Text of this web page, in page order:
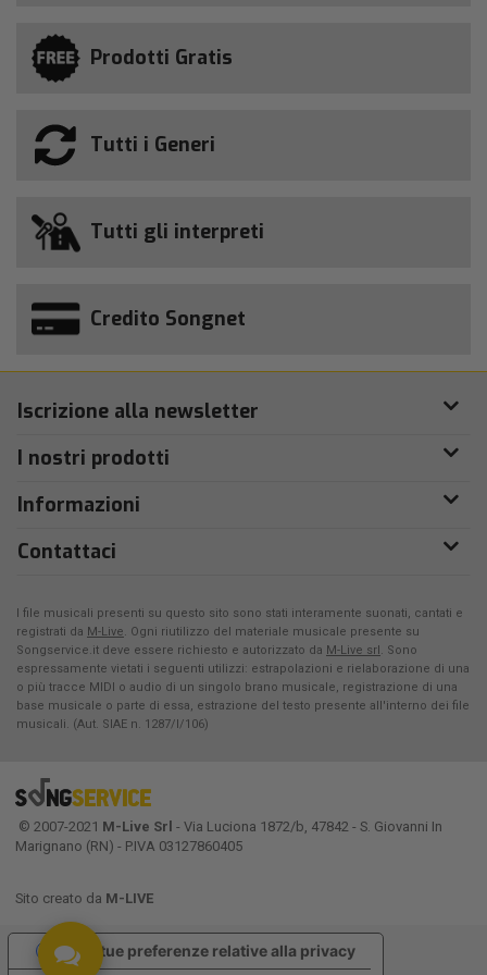
Prodotti Gratis
Tutti i Generi
Tutti gli interpreti
Credito Songnet
Iscrizione alla newsletter
I nostri prodotti
Informazioni
Contattaci
I file musicali presenti su questo sito sono stati interamente suonati, cantati e
registrati da M-Live. Ogni riutilizzo del materiale musicale presente su
Songservice.it deve essere richiesto e autorizzato da M-Live srl. Sono
espressamente vietati i seguenti utilizzi: estrapolazioni e rielaborazione di una
o più tracce MIDI o audio di un singolo brano musicale, registrazione di una
base musicale o parte di essa, estrazione del testo presente all'interno dei file
musicali. (Aut. SIAE n. 1287/I/106)
© 2007-2021 M-Live Srl - Via Luciona 1872/b, 47842 - S. Giovanni In
Marignano (RN) - P.IVA 03127860405
Sito creato da M-LIVE
Le tue preferenze relative alla privacy